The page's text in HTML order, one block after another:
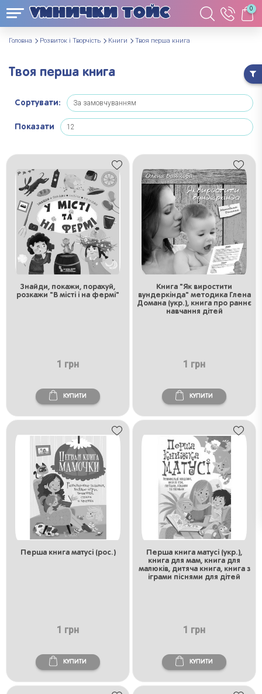
0
Головна Розвиток і Творчість Книги Твоя перша книга
Твоя перша книга
Сортувати:
Показати
Знайди, покажи, порахуй,
розкажи "В місті і на фермі"
1 грн
КУПИТИ
Книга "Як виростити
вундеркінда" методика Глена
Домана (укр.), книга про раннє
навчання дітей
1 грн
КУПИТИ
Перша книга матусі (рос.)
1 грн
КУПИТИ
Перша книга матусі (укр.),
книга для мам, книга для
малюків, дитяча книга, книга з
іграми піснями для дітей
1 грн
КУПИТИ